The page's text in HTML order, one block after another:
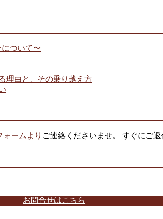
について〜
理由と、その乗り越え方
ォームより ご連絡くださいませ。 すぐにご返
お問合せはこちら